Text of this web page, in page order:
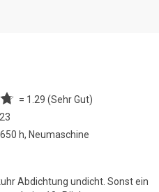
= 1.29 (Sehr Gut)
h, Neumaschine
Abdichtung undicht. Sonst ein